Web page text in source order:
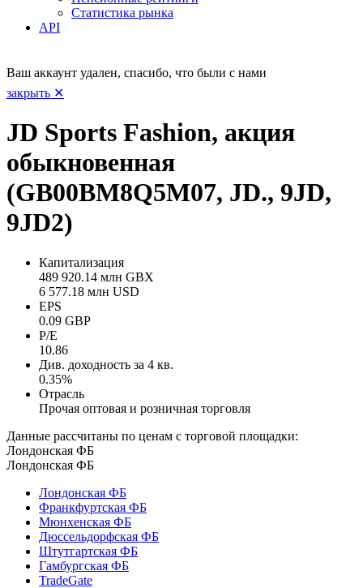
Статистика рынка
API
Ваш аккаунт удален, спасибо, что были с нами
закрыть ✕
JD Sports Fashion, акция
обыкновенная
(GB00BM8Q5M07, JD., 9JD,
9JD2)
Капитализация
489 920.14 млн GBX
6 577.18 млн USD
EPS
0.09 GBP
P/E
10.86
Див. доходность за 4 кв.
0.35%
Отрасль
Прочая оптовая и розничная торговля
Данные рассчитаны по ценам с торговой площадки:
Лондонская ФБ
Лондонская ФБ
Лондонская ФБ
Франкфуртская ФБ
Мюнхенская ФБ
Дюссельдорфская ФБ
Штутгартская ФБ
Гамбургская ФБ
TradeGate